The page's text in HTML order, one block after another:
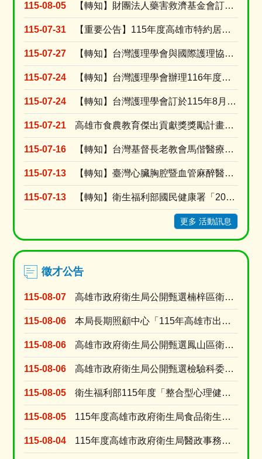
115-08-05 【轉知】財團法人藥害救濟基金會訂於115年9月9日舉辦「2026【醫識能•藥識能】線上直播講....
115-07-31 【重要公告】115年度高雄市特約居家長照機構績優長照人員表揚活動，收件受理期限延長至115年....
115-07-27 【轉知】台灣護理學會與國際護理協會(ICN)共同辦理2027年「第31屆ICN 國際護理大會....
115-07-24 【轉知】台灣護理學會辦理116年度個別型研究計畫補助申請
115-07-24 【轉知】台灣護理學會訂於115年8月15日舉辦「腫瘤照護實證應用」網路研習會(線上視訊課程)
115-07-21 高雄市食農教育傑出貢獻獎獎勵計畫及活動簡章
115-07-16 【轉知】台灣基督長老教會馬偕醫療財團法人台東馬偕紀念醫院訂於115年8月15日(星期六)舉辦....
115-07-13 【轉知】臺灣心臟胸腔暨血管麻醉醫學會訂於115年8月30日辦理2026年臺灣心臟胸腔暨血管麻....
115-07-13 【轉知】衛生福利部國民健康署「2026逆轉代謝 健康加值」活動開跑
更多 活動訊息
徵才公告
115-08-07 高雄市政府衛生局公開甄選楠梓區衛生所委任第5職等或薦任第6職等至第7職等綜合行政職系課員1名
115-08-06 本局長期照顧中心「115年高雄市出院準備銜接長照服務獎勵計畫」臨時人員甄選資格符合名單及甄選....
115-08-06 高雄市政府衛生局公開甄選鳳山區衛生所委任第5職等或薦任第6職等至第7職等衛生技術職系技士1名
115-08-06 高雄市政府衛生局公開甄選檢驗科委任第5職等或薦任第6職等至第7職等衛生技術職系技士(A670....
115-08-05 衛生福利部115年度「整合型心理健康工作計畫」臨時人員 甄選資格符合名單及甄選時間
115-08-05 115年度高雄市政府衛生局食品衛生科「約用人員」徵才公告
115-08-04 115年度高雄市政府衛生局醫政事務科「約用人員」徵才公告